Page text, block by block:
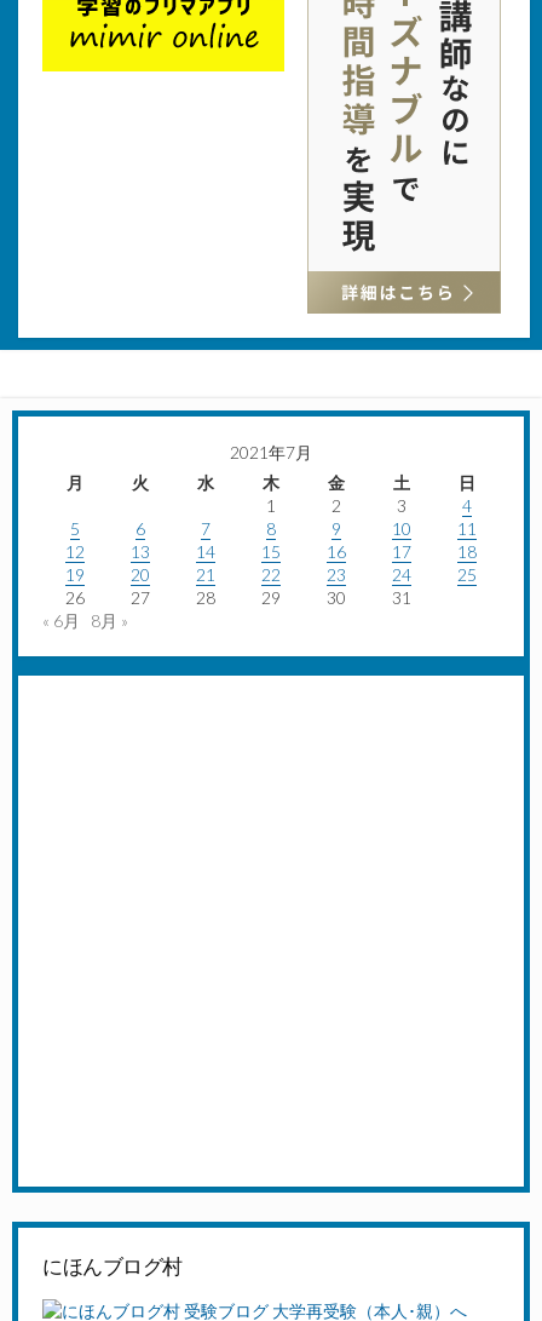
2021年7月
月
火 水 木 金 土
日
1
2 3
4
5
6 7 8 9 10
11
12
13 14 15 16 17
18
19
20 21 22 23 24
25
26
27 28 29 30
31
« 6月
8月 »
にほんブログ村